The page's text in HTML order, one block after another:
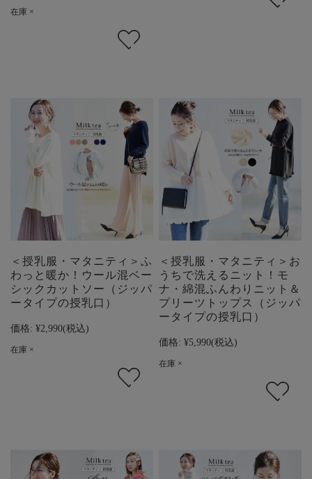
在庫 ×
＜授乳服・マタニティ＞ふ
わっと暖か！ウール混ベー
シックカットソー（ジッパ
ータイプの授乳口）
価格: ¥2,990(税込)
在庫 ×
＜授乳服・マタニティ＞お
うちで洗えるニット！モ
ナ・綿混ふんわりニット＆
プリーツトップス（ジッパ
ータイプの授乳口）
価格: ¥5,990(税込)
在庫 ×